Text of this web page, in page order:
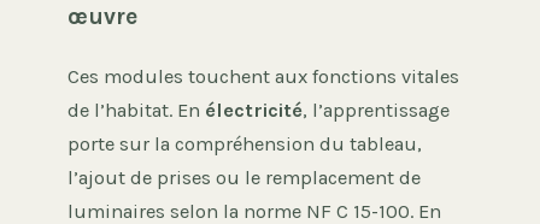
œuvre
Ces modules touchent aux fonctions vitales
de l’habitat. En électricité, l’apprentissage
porte sur la compréhension du tableau,
l’ajout de prises ou le remplacement de
luminaires selon la norme NF C 15-100. En